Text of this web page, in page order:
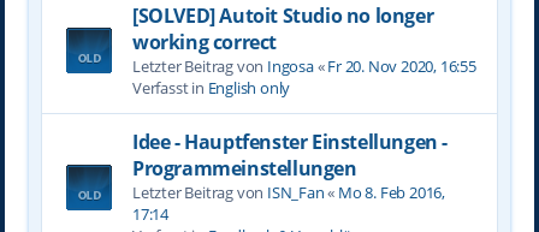
[SOLVED] Autoit Studio no longer
working correct
Letzter Beitrag von Ingosa«Fr 20. Nov 2020, 16:55
Verfasst in English only
Idee - Hauptfenster Einstellungen -
Programmeinstellungen
Letzter Beitrag von ISN_Fan« Mo 8. Feb 2016,
17:14